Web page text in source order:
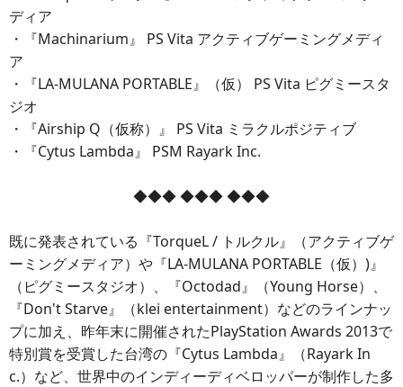
ディア
・『Machinarium』 PS Vita アクティブゲーミングメディ
ア
・『LA-MULANA PORTABLE』（仮） PS Vita ピグミースタ
ジオ
・『Airship Q（仮称）』 PS Vita ミラクルポジティブ
・『Cytus Lambda』 PSM Rayark Inc.
◆◆◆ ◆◆◆ ◆◆◆
既に発表されている『TorqueL / トルクル』（アクティブゲ
ーミングメディア）や『LA-MULANA PORTABLE（仮）)』
（ピグミースタジオ）、『Octodad』（Young Horse）、
『Don't Starve』（klei entertainment）などのラインナッ
プに加え、昨年末に開催されたPlayStation Awards 2013で
特別賞を受賞した台湾の『Cytus Lambda』（Rayark In
c.）など、世界中のインディーディベロッパーが制作した多